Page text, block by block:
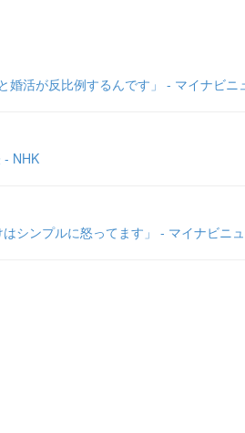
婚活が反比例するんです」 - マイナビニ
- NHK
シンプルに怒ってます」 - マイナビニ